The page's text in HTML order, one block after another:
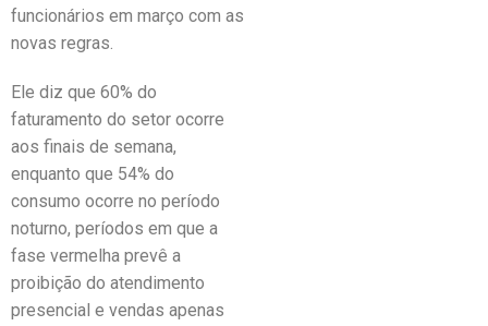
funcionários em março com as
novas regras.
Ele diz que 60% do
faturamento do setor ocorre
aos finais de semana,
enquanto que 54% do
consumo ocorre no período
noturno, períodos em que a
fase vermelha prevê a
proibição do atendimento
presencial e vendas apenas